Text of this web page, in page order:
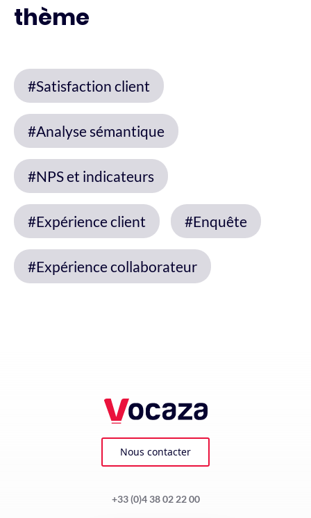
thème
#Satisfaction client
#Analyse sémantique
#NPS et indicateurs
#Expérience client #Enquête
#Expérience collaborateur
Nous contacter
+33 (0)4 38 02 22 00